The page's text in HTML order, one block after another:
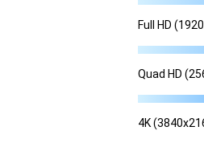
Full HD
Quad HD
4K